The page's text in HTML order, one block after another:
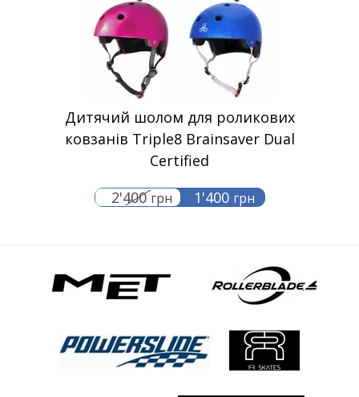
Дитячий шолом для роликових
ковзанів Triple8 Brainsaver Dual
Certified
2'400грн 1'400 грн